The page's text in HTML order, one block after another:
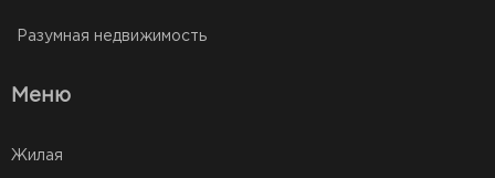
Разумная недвижимость
Меню
Жилая